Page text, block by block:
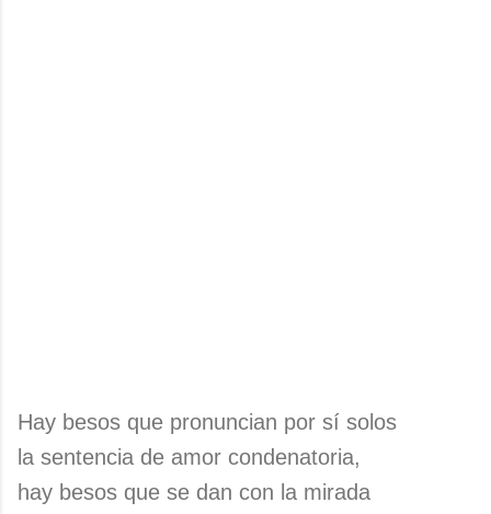
Hay besos que pronuncian por sí solos
la sentencia de amor condenatoria,
hay besos que se dan con la mirada